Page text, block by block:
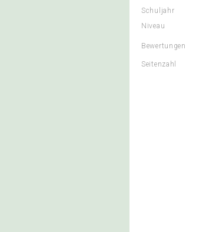
Schuljahr
Niveau
Bewertungen
Seitenzahl